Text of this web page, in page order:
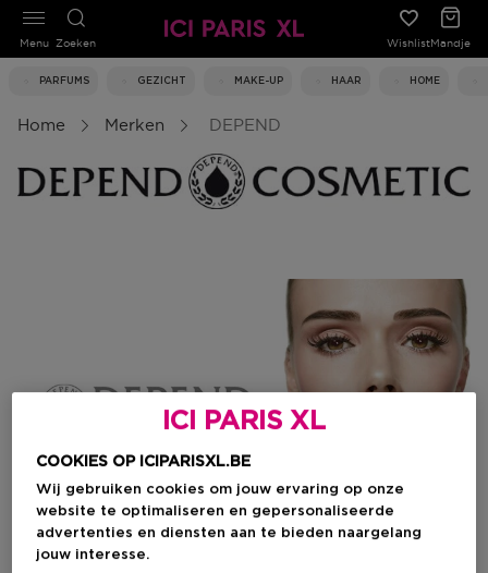
Zoeken WishlistMandje
PARFUMS GEZICHT MAKE-UP HAAR HOME
Menu
Home Merken DEPEND
ICI PARIS XL
COOKIES OP ICIPARISXL.BE
Wij gebruiken cookies om jouw ervaring op onze
website te optimaliseren en gepersonaliseerde
advertenties en diensten aan te bieden naargelang
jouw interesse.